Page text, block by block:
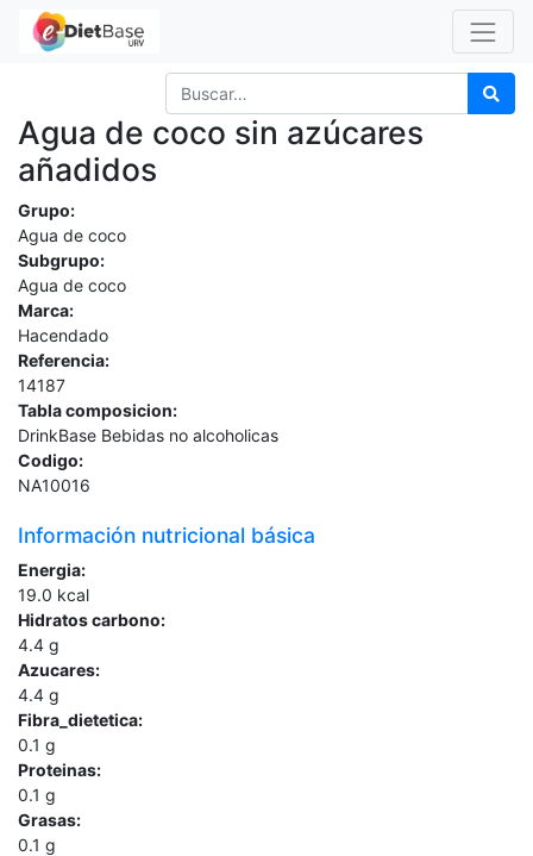
Agua de coco sin azúcares
añadidos
Grupo:
Agua de coco
Subgrupo:
Agua de coco
Marca:
Hacendado
Referencia:
14187
Tabla composicion:
DrinkBase Bebidas no alcoholicas
Codigo:
NA10016
Información nutricional básica
Energia:
19.0 kcal
Hidratos carbono:
4.4 g
Azucares:
4.4 g
Fibra_dietetica:
0.1 g
Proteinas:
0.1 g
Grasas:
0.1 g